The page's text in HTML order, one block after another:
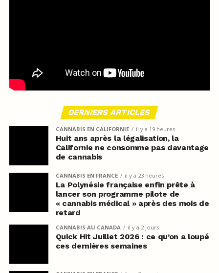
DERNIERS ARTICLES
CANNABIS EN CALIFORNIE il y a 19 heures
Huit ans après la légalisation, la
Californie ne consomme pas davantage
de cannabis
CANNABIS EN FRANCE il y a 23 heures
La Polynésie française enfin prête à
lancer son programme pilote de
« cannabis médical » après des mois de
retard
CANNABIS AU CANADA il y a 2 jours
Quick Hit Juillet 2026 : ce qu’on a loupé
ces dernières semaines